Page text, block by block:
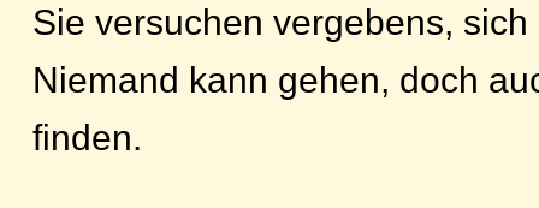
Sie versuchen vergebens,
Niemand kann gehen, doch
finden.